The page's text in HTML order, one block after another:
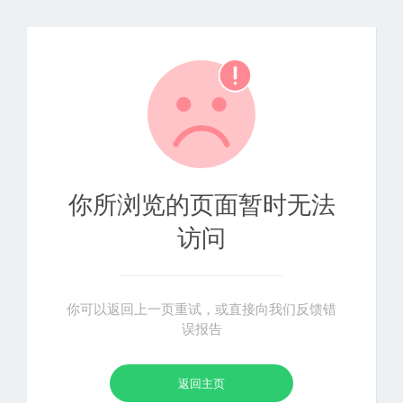
你所浏览的页面暂时无法
访问
你可以返回上一页重试，或直接向我们反馈错
误报告
返回主页